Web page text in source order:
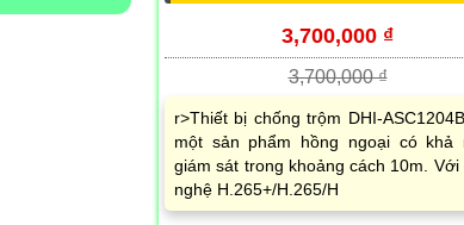
3,700,000 ₫
3,700,000 ₫
r>Thiết bị chống trộm DHI-
một sản phẩm hồng ngoại có khả
giám sát trong khoảng cách 10m. Với
nghệ H.265+/H.265/H